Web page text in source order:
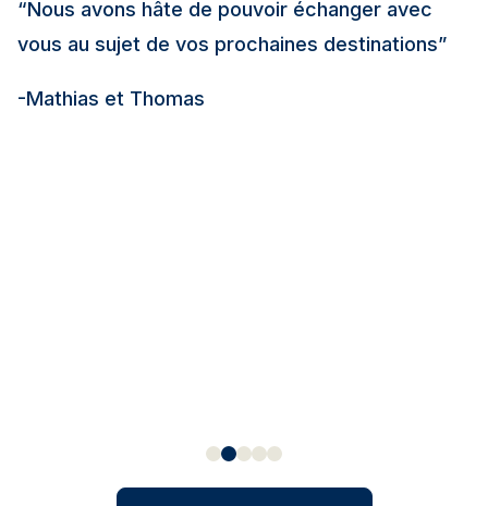
“Nous avons hâte de pouvoir échanger avec
vous au sujet de vos prochaines destinations”
-Mathias et Thomas